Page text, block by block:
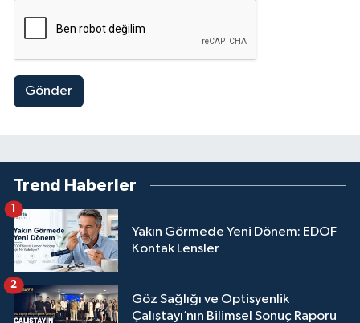
Gönder
Trend Haberler
Yakın Görmede Yeni Dönem: EDOF
Kontak Lensler
1
Göz Sağlığı ve Optisyenlik
Çalıştayı’nın Bilimsel Sonuç Raporu
2